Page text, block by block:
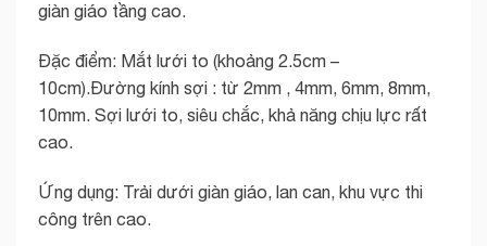
giàn giáo tầng cao.
Đặc điểm: Mắt lưới to (khoảng 2.5cm –
10cm).Đường kính sợi : từ 2mm , 4mm, 6mm, 8mm,
10mm. Sợi lưới to, siêu chắc, khả năng chịu lực rất
cao.
Ứng dụng: Trải dưới giàn giáo, lan can, khu vực thi
công trên cao.